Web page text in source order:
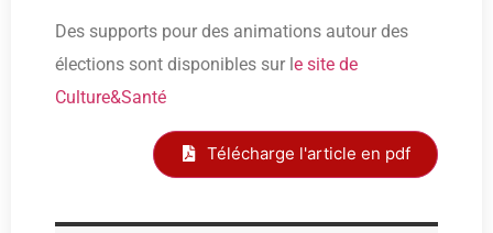
Des supports pour des animations autour des
élections sont disponibles sur l e site de
Culture&Santé
Télécharge l'article en pdf